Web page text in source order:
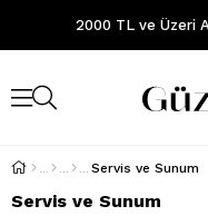
2000 TL ve Üzeri
Servis ve Sunum
Servis ve Sunum